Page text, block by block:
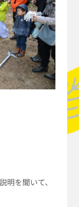
を聞いて、